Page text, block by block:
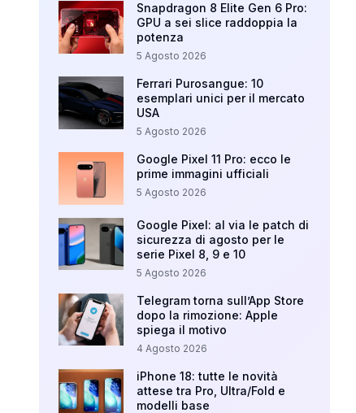
Snapdragon 8 Elite Gen 6 Pro:
GPU a sei slice raddoppia la
potenza
5 Agosto 2026
Ferrari Purosangue: 10
esemplari unici per il mercato
USA
5 Agosto 2026
Google Pixel 11 Pro: ecco le
prime immagini ufficiali
5 Agosto 2026
Google Pixel: al via le patch di
sicurezza di agosto per le
serie Pixel 8, 9 e 10
5 Agosto 2026
Telegram torna sull’App Store
dopo la rimozione: Apple
spiega il motivo
4 Agosto 2026
iPhone 18: tutte le novità
attese tra Pro, Ultra/Fold e
modelli base